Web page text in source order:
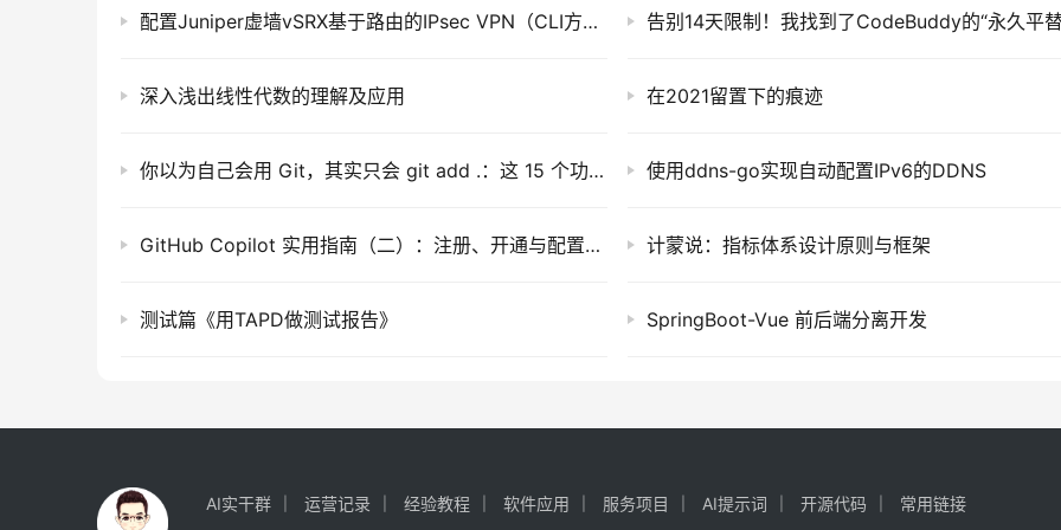
配置Juniper虚墙vSRX基于路由的IPsec VPN（CLI方式）
深入浅出线性代数的理解及应用 在2021留置下的痕迹
你以为自己会用 Git，其实只会 git add .：这 15 个功能，真正在拉开程序员差距 使用ddns-go实现自动配置IPv6的DDNS
GitHub Copilot 实用指南（二）：注册、开通与配置全流程 计蒙说：指标体系设计原则与框架
测试篇《用TAPD做测试报告》 SpringBoot-Vue 前后端分离开发
AI实干群 运营记录 经验教程 软件应用 服务项目 AI提示词 开源代码 常用链接